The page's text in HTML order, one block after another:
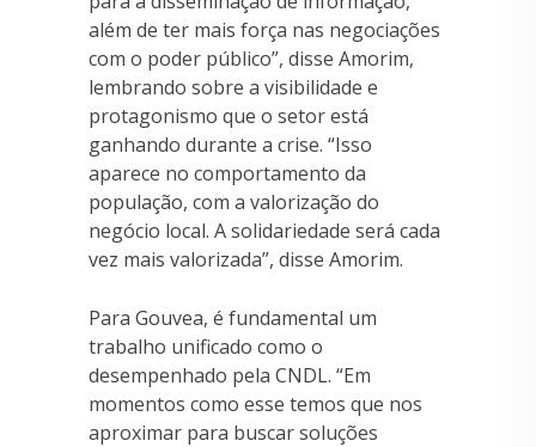
além de ter mais força nas negociações
com o poder público”, disse Amorim,
lembrando sobre a visibilidade e
protagonismo que o setor está
ganhando durante a crise. “Isso
aparece no comportamento da
população, com a valorização do
negócio local. A solidariedade será cada
vez mais valorizada”, disse Amorim.
Para Gouvea, é fundamental um
trabalho unificado como o
desempenhado pela CNDL. “Em
momentos como esse temos que nos
aproximar para buscar soluções